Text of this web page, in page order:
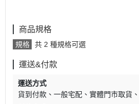
商品規格
規格 共 2 種規格可選
運送&付款
運送方式
貨到付款
一般宅配 實體門市取貨